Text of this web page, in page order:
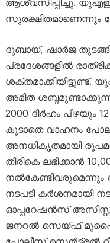
സുരക്ഷിതമാണെന്നും
ദുബായ്, ഷാർജ
പ്രദേശങ്ങളിൽ
ശക്തമാക്കിയിട്ടുണ്ട്.
അമിത
2000 ദിർഹം പിഴയും
കൂടാതെ വാഹനം
അനധികൃതമായി
തിരികെ ലഭിക്കാൻ
നടപടി കർശനമായി
ഓപ്പറേഷൻസ്
ജനറൽ സെയ്ഫ്